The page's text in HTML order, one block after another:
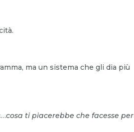
ma un sistema che gli dia più
cosa ti piacerebbe che facesse per